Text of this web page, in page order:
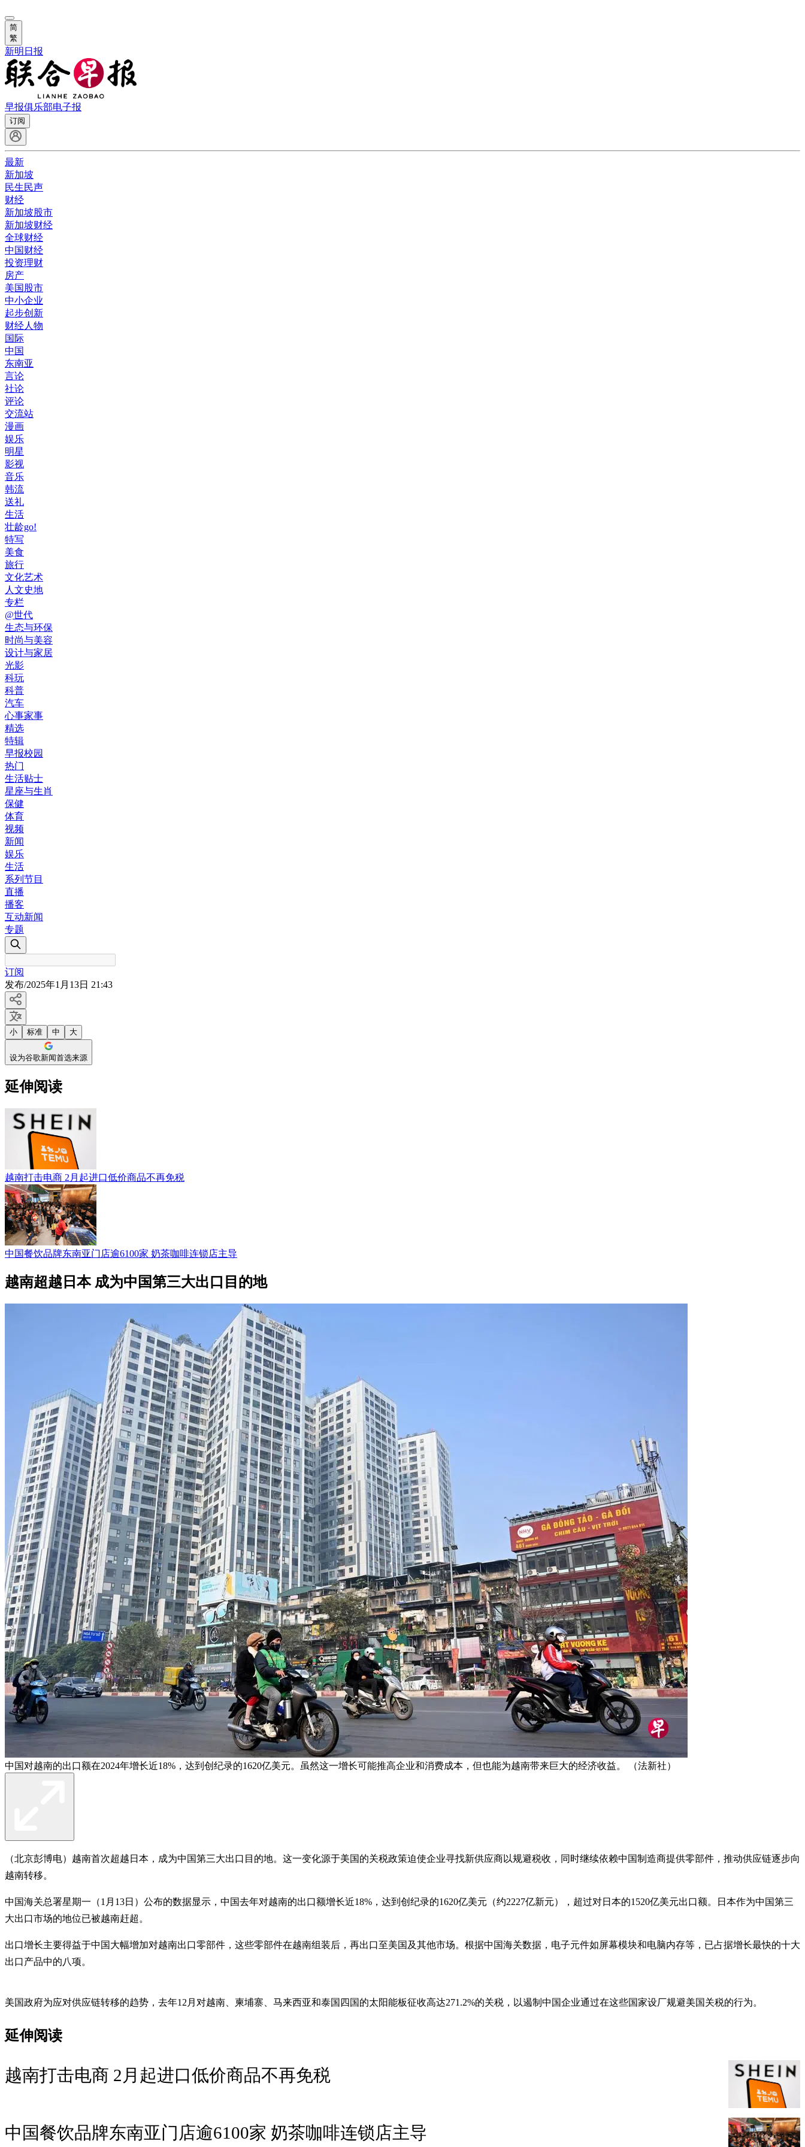
简
繁
新明日报
早报俱乐部电子报
订阅
最新
新加坡
民生民声
财经
新加坡股市
新加坡财经
全球财经
中国财经
投资理财
房产
美国股市
中小企业
起步创新
财经人物
国际
中国
东南亚
言论
社论
评论
交流站
漫画
娱乐
明星
影视
音乐
韩流
送礼
生活
壮龄go!
特写
美食
旅行
文化艺术
人文史地
专栏
@世代
生态与环保
时尚与美容
设计与家居
光影
科玩
科普
汽车
心事家事
精选
特辑
早报校园
热门
生活贴士
星座与生肖
保健
体育
视频
新闻
娱乐
生活
系列节目
直播
播客
互动新闻
专题
订阅
发布/2025年1月13日 21:43
小 标准 中 大
设为谷歌新闻首选来源
延伸阅读
越南打击电商 2月起进口低价商品不再免税
中国餐饮品牌东南亚门店逾6100家 奶茶咖啡连锁店主导
越南超越日本 成为中国第三大出口目的地
中国对越南的出口额在2024年增长近18%，达到创纪录的1620亿美元。虽然这一增长可能推高企业和消费成本，但也能为越南带来巨大的经济收益。 （法新社）
（北京彭博电）越南首次超越日本，成为中国第三大出口目的地。这一变化源于美国的关税政策迫使企业寻找新供应商以规避税收，同时继续依赖中国制造商提供零部件，推动供应链逐步向
越南转移。
中国海关总署星期一（1月13日）公布的数据显示，中国去年对越南的出口额增长近18%，达到创纪录的1620亿美元（约2227亿新元），超过对日本的1520亿美元出口额。日本作为中国第三
大出口市场的地位已被越南赶超。
出口增长主要得益于中国大幅增加对越南出口零部件，这些零部件在越南组装后，再出口至美国及其他市场。根据中国海关数据，电子元件如屏幕模块和电脑内存等，已占据增长最快的十大
出口产品中的八项。
美国政府为应对供应链转移的趋势，去年12月对越南、柬埔寨、马来西亚和泰国四国的太阳能板征收高达271.2%的关税，以遏制中国企业通过在这些国家设厂规避美国关税的行为。
延伸阅读
越南打击电商 2月起进口低价商品不再免税
中国餐饮品牌东南亚门店逾6100家 奶茶咖啡连锁店主导